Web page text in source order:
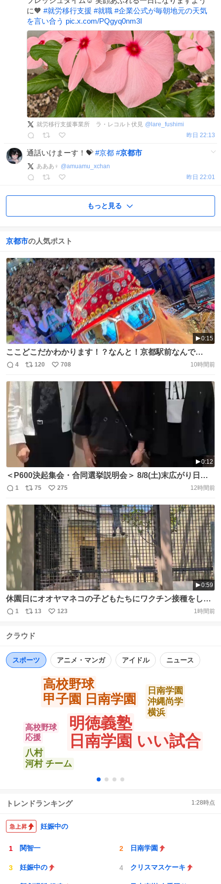
に🧡 #就労移行支援 #就職 #企業公式が毎朝地元の天気
を言い合う pic.x.com/PQgyq0nm3I
就労移行支援事業所 ラ・レコルト伏見 @ lare_fushimi
昨日 22:13
通話いけまーす！💝 #京都 #京都市
あああ♀ @amuamu_xchan
昨日 22:01
もっと見る
京都市の人気ポスト
0:15
ここどこだかわかります！？なんと！京都駅前なんで
す！！ 下京・京都駅前サマーフェスタ2026！！ 昨年に引
踊り手さんと出演させていただきました！！
https://t.co/ZmuSoA0WIj
返
信
数
4
リ
ポ
ス
ト
120
い
い
ね
708 10時間前
0:12
＜P600決起集会・合同選挙説明会＞ 8/8(土)末広がり日🌻
久しぶり京都女子で1.2.参政党 参政党京都府連、 長岡京市
政改革委員(西京) #中島まり https://t.co/tFhXFTU3Bw
返
信
数
1
リ
ポ
数
75
い
い
ね
数
275 12時間前
0:59
休園日にオオヤマネコの子どもたちにワクチン接種をした
時のこと、接種後は怖がって上に登ってしまいました。安
休園日です。 #京都市動物園 #kyotocityzoo #オオヤマネ
興設備開発 #DAIKO https://t.co/ncWrZDtNYD
返
数
1
リ
ス
数
13
い
123 1時間前
クラウド
スポーツ アニメ・マンガ アイドル ニュース
明徳義塾
日南学園 いい試合
高校野球
甲子園 日南学園
日南学園
沖縄尚学
横浜
八村
河村 チーム
高校野球
応援
トレンドランキング 1:28時点
妊娠中の
関智一 日南学園
妊娠中の クリスマスケーキ